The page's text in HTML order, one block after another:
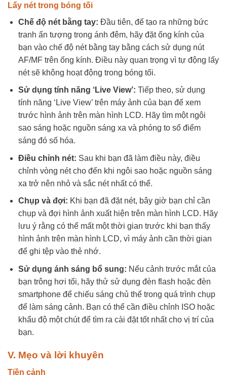
Lấy nét trong bóng tối
Chế độ nét bằng tay: Đầu tiên, để tạo ra những bức
tranh ấn tượng trong ánh đêm, hãy đặt ống kính của
bạn vào chế độ nét bằng tay bằng cách sử dụng nút
AF/MF trên ống kính. Điều này quan trọng vì tự động lấy
nét sẽ không hoạt động trong bóng tối.
Sử dụng tính năng ‘Live View’: Tiếp theo, sử dụng
tính năng ‘Live View’ trên máy ảnh của bạn để xem
trước hình ảnh trên màn hình LCD. Hãy tìm một ngôi
sao sáng hoặc nguồn sáng xa và phóng to số điểm
sáng đó số hóa.
Điều chỉnh nét: Sau khi bạn đã làm điều này, điều
chỉnh vòng nét cho đến khi ngôi sao hoặc nguồn sáng
xa trở nên nhỏ và sắc nét nhất có thể.
Chụp và đợi: Khi bạn đã đặt nét, bây giờ bạn chỉ cần
chụp và đợi hình ảnh xuất hiện trên màn hình LCD. Hãy
lưu ý rằng có thể mất một thời gian trước khi bạn thấy
hình ảnh trên màn hình LCD, vì máy ảnh cần thời gian
để ghi tệp vào thẻ nhớ.
Sử dụng ánh sáng bổ sung: Nếu cảnh trước mắt của
bạn trông hơi tối, hãy thử sử dụng đèn flash hoặc đèn
smartphone để chiếu sáng chủ thể trong quá trình chụp
để làm sáng cảnh. Bạn có thể cần điều chỉnh ISO hoặc
khẩu độ một chút để tìm ra cài đặt tốt nhất cho vị trí của
bạn.
V. Mẹo và lời khuyên
Tiền cảnh